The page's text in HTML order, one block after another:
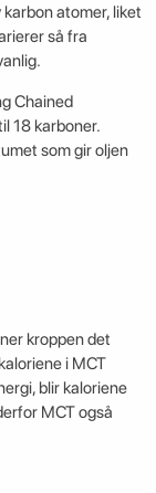
atomer, liket
så fra
Chained
18 karboner.
som gir oljen
kroppen det
i MCT
blir kaloriene
MCT også